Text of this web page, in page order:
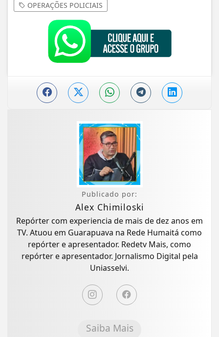
OPERAÇÕES POLICIAIS
Publicado por:
Alex Chimiloski
Repórter com experiencia de mais de dez anos em
TV. Atuou em Guarapuava na Rede Humaitá como
repórter e apresentador. Redetv Mais, como
repórter e apresentador. Jornalismo Digital pela
Uniasselvi.
Saiba Mais